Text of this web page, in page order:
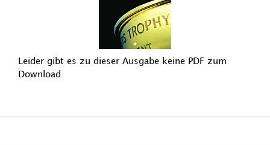
Leider gibt es zu dieser Ausgabe keine PDF zum
Download